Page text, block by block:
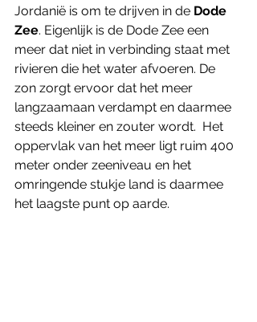
Jordanië is om te drijven in de Dode
Zee. Eigenlijk is de Dode Zee een
meer dat niet in verbinding staat met
rivieren die het water afvoeren. De
zon zorgt ervoor dat het meer
langzaamaan verdampt en daarmee
steeds kleiner en zouter wordt.  Het
oppervlak van het meer ligt ruim 400
meter onder zeeniveau en het
omringende stukje land is daarmee
het laagste punt op aarde.